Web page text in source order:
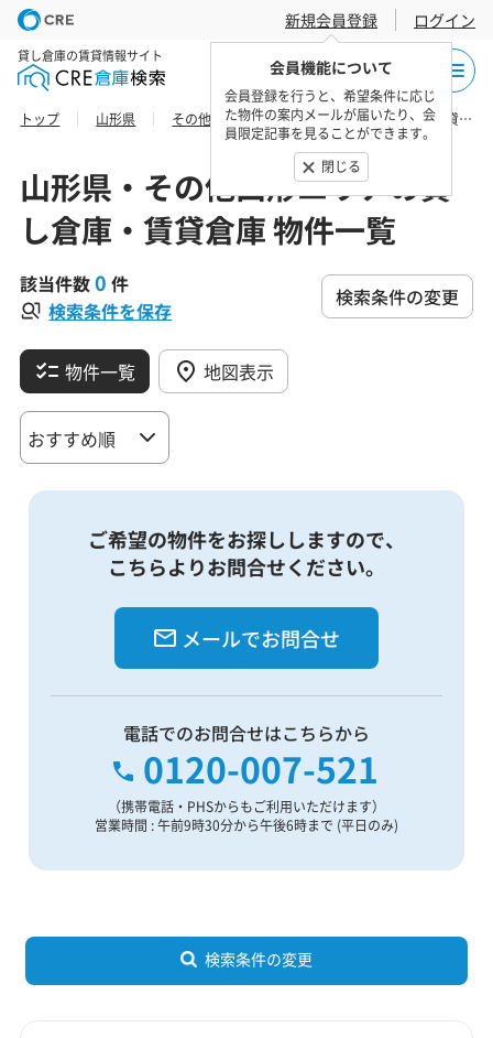
新規会員登録
会員機能について
会員登録を行うと、希望条件に応じ
た物件の案内メールが届いたり、会
員限定記事を見ることができます。
閉じる
ログイン
貸し倉庫の賃貸情報サイト
トップ 山形県 その他山形エリア 南陽市の貸し倉庫・賃貸倉庫 物件一覧
山形県・その他山形エリアの貸
し倉庫・賃貸倉庫 物件一覧
該当件数0 件
検索条件を保存
検索条件の変更
物件一覧 地図表示
ご希望の物件をお探ししますので、
こちらよりお問合せください。
メールでお問合せ
電話でのお問合せはこちらから
0120-007-521
（携帯電話・PHSからもご利用いただけます）
営業時間 : 午前9時30分から午後6時まで (平日のみ)
検索条件の変更